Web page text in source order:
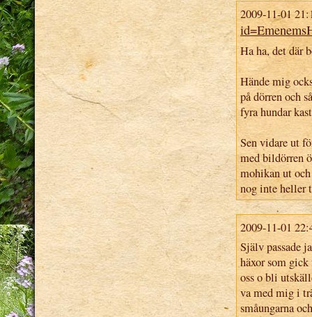
2009-11-01
Ha ha, det där
Hände mig
på dörren och
fyra hundar
Sen vidare ut
med bildörren
mohikan ut
nog inte heller
2009-11-01
Själv passade
häxor som
oss o bli
va med mig i
småungarna